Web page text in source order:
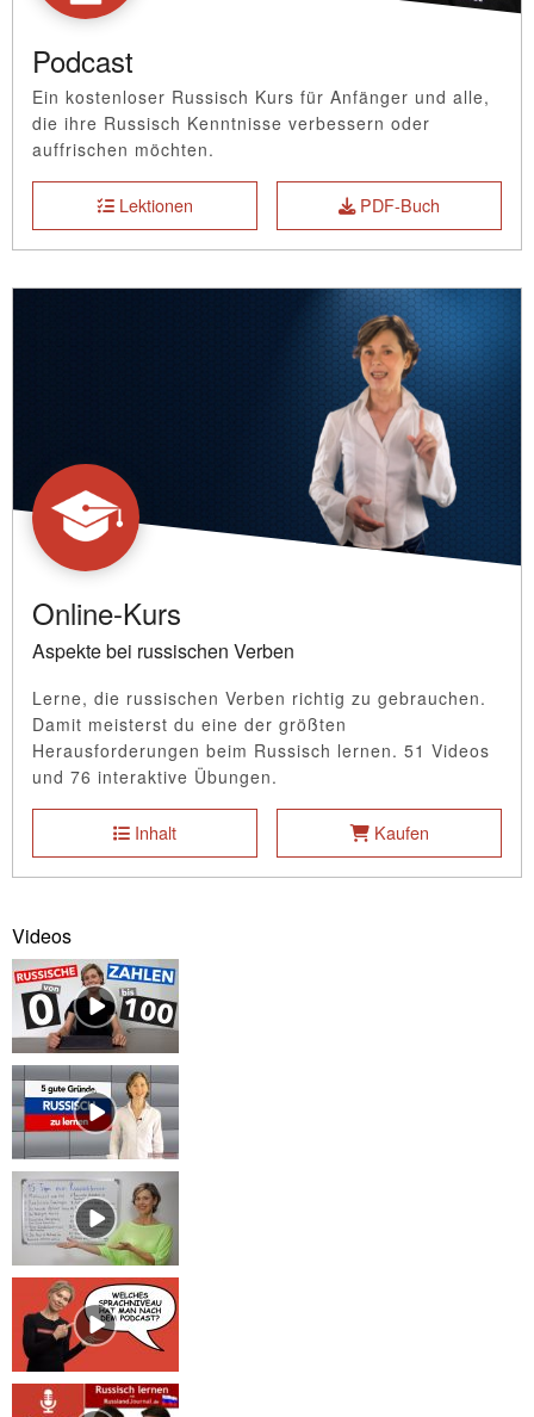
Podcast
Ein kostenloser Russisch Kurs für Anfänger und alle,
die ihre Russisch Kenntnisse verbessern oder
auffrischen möchten.
Lektionen PDF-Buch
Online-Kurs
Aspekte bei russischen Verben
Lerne, die russischen Verben richtig zu gebrauchen.
Damit meisterst du eine der größten
Herausforderungen beim Russisch lernen. 51 Videos
und 76 interaktive Übungen.
Inhalt Kaufen
Videos